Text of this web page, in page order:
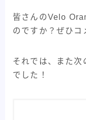
皆さんのVelo
のですか？ぜひコ
それでは、また次
でした！